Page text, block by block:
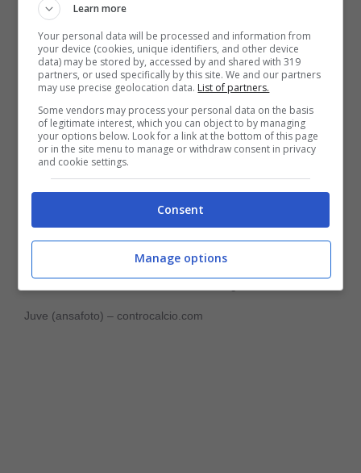
succedere dalla metà campo in su.
Juve (ansafoto) – controcalcio.com
Learn more
Your personal data will be processed and information from
your device (cookies, unique identifiers, and other device
data) may be stored by, accessed by and shared with 319
partners, or used specifically by this site. We and our partners
may use precise geolocation data. List of partners.
Some vendors may process your personal data on the basis
of legitimate interest, which you can object to by managing
your options below. Look for a link at the bottom of this page
or in the site menu to manage or withdraw consent in privacy
and cookie settings.
Consent
Manage options